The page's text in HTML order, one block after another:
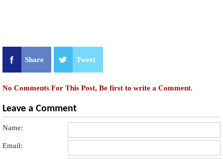
Share Tweet
No Comments For This Post, Be first to write a Comment.
Leave a Comment
Name:
Email: